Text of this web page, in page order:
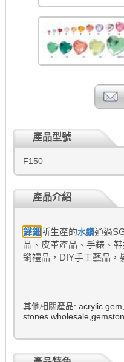
產品型號
F150
產品介紹
鏵鈿 所生產的水鑽通過
品、皮革產品、手錶、
銷禮品，DIY手工藝品，
其他相關產品: acrylic gem,
stones wholesale,